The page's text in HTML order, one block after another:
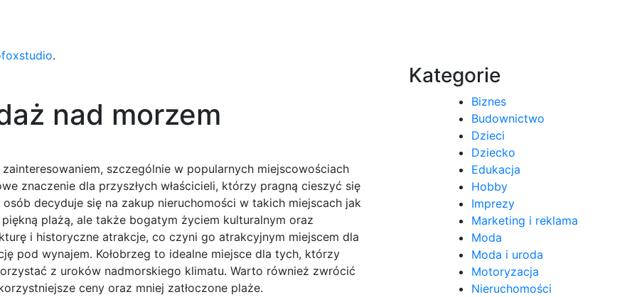
.
nad morzem
szczególnie w popularnych miejscowościach
znaczenie dla przyszłych właścicieli, którzy pragną cieszyć się
decyduje się na zakup nieruchomości w takich miejscach jak
plażą, ale także bogatym życiem kulturalnym oraz
i historyczne atrakcje, co czyni go atrakcyjnym miejscem dla
pod wynajem. Kołobrzeg to idealne miejsce dla tych, którzy
z uroków nadmorskiego klimatu. Warto również zwrócić
ceny oraz mniej zatłoczone plaże.
Kategorie
Biznes
Budownictwo
Dzieci
Dziecko
Edukacja
Hobby
Imprezy
Marketing i reklama
Moda
Moda i uroda
Motoryzacja
Nieruchomości